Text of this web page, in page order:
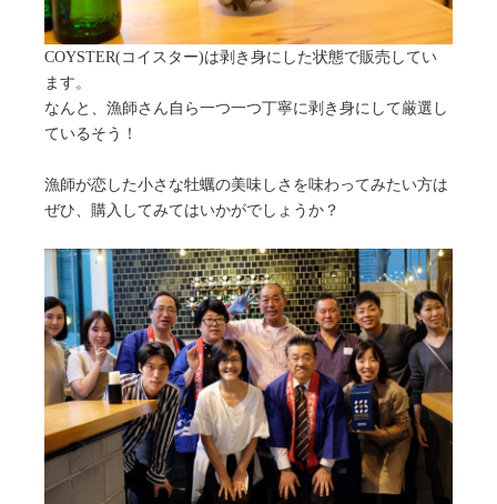
COYSTER(コイスター)は剥き身にした状態で販売してい
ます。
なんと、漁師さん自ら一つ一つ丁寧に剥き身にして厳選し
ているそう！
漁師が恋した小さな牡蠣の美味しさを味わってみたい方は
ぜひ、購入してみてはいかがでしょうか？